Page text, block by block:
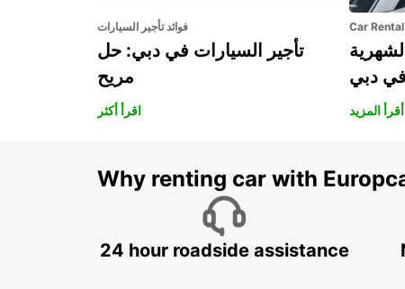
فوائد تأجير السيارات
تأجير السيارات في دبي: حل
مريح
اقرأ أكثر
Car
في دبي
أقرأ المزيد
Why renting car with
24 hour roadside assistance